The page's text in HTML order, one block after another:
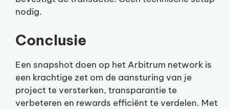
nodig.
Conclusie
Een snapshot doen op het Arbitrum network is
een krachtige zet om de aansturing van je
project te versterken, transparantie te
verbeteren en rewards efficiënt te verdelen. Met